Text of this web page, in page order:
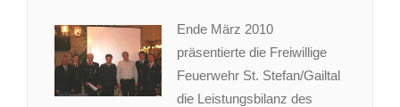
Ende März 2010
präsentierte die Freiwillige
Feuerwehr St. Stefan/Gailtal
die Leistungsbilanz des